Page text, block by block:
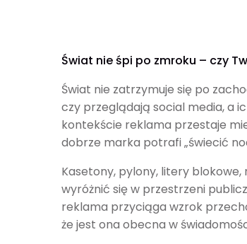
Świat nie śpi po zmroku – czy
Świat nie zatrzymuje się po
czy przeglądają social media, a
kontekście reklama przestaje
dobrze marka potrafi „świecić
Kasetony, pylony, litery
wyróżnić się w przestrzeni
reklama przyciąga wzrok
że jest ona obecna w